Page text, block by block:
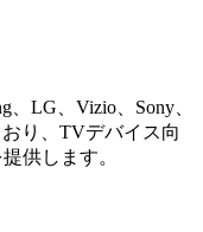
、LG、Vizio、Sony、
り、TVデバイス向
供します。